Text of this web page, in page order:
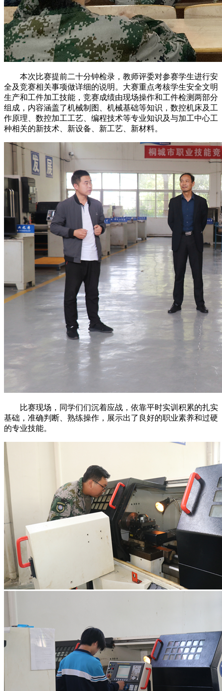
本次比赛提前二十分钟检录，教师评委对参赛学生进行安
全及竞赛相关事项做详细的说明。大赛重点考核学生安全文明
生产和工件加工技能，竞赛成绩由现场操作和工件检测两部分
组成，内容涵盖了机械制图、机械基础等知识，数控机床及工
作原理、数控加工工艺、编程技术等专业知识及与加工中心工
种相关的新技术、新设备、新工艺、新材料。
比赛现场，同学们们沉着应战，依靠平时实训积累的扎实
基础，准确判断、熟练操作，展示出了良好的职业素养和过硬
的专业技能。